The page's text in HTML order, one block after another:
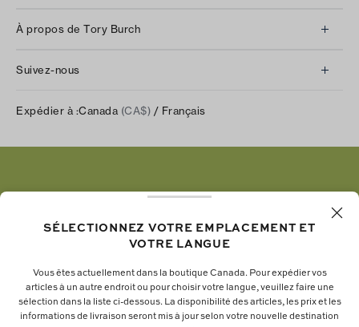
Retours et échanges
Expédition et livraison
À propos de Tory Burch
Carrières
Suivez-nous
Facebook
Pinterest
YouTube
Expédier à :Canada (CA$) / Français
La fondation Tory Burch renforce le pouvoir
économique des femmes en soutenant les
SÉLECTIONNEZ VOTRE EMPLACEMENT ET
VOTRE LANGUE
Vous êtes actuellement dans la boutique Canada. Pour expédier vos
articles à un autre endroit ou pour choisir votre langue, veuillez faire une
sélection dans la liste ci-dessous. La disponibilité des articles, les prix et les
informations de livraison seront mis à jour selon votre nouvelle destination